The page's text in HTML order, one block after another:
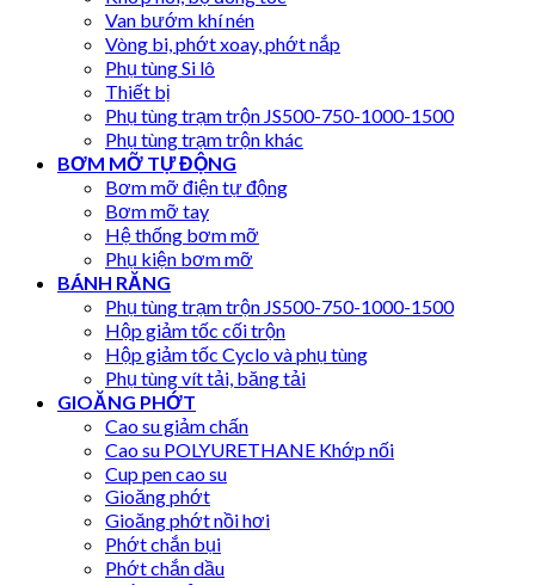
Van bướm khí nén
Vòng bi, phớt xoay, phớt nắp
Phụ tùng Si lô
Thiết bị
Phụ tùng trạm trộn JS500-750-1000-1500
Phụ tùng trạm trộn khác
BƠM MỠ TỰ ĐỘNG
Bơm mỡ điện tự động
Bơm mỡ tay
Hệ thống bơm mỡ
Phụ kiện bơm mỡ
BÁNH RĂNG
Phụ tùng trạm trộn JS500-750-1000-1500
Hộp giảm tốc cối trộn
Hộp giảm tốc Cyclo và phụ tùng
Phụ tùng vít tải, băng tải
GIOĂNG PHỚT
Cao su giảm chấn
Cao su POLYURETHANE Khớp nối
Cup pen cao su
Gioăng phớt
Gioăng phớt nồi hơi
Phớt chắn bụi
Phớt chắn dầu